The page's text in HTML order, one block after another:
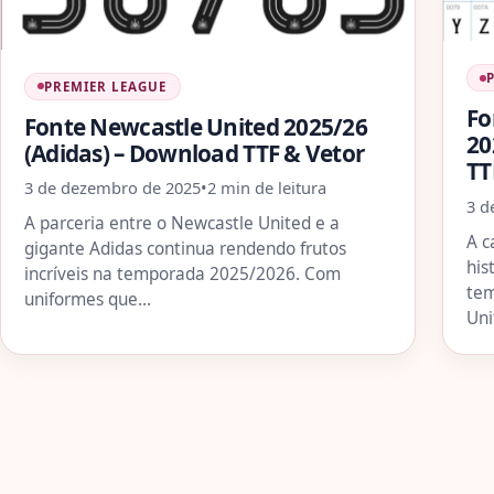
PREMIER LEAGUE
Fonte Newcastle United 2025/26
(Adidas) – Download TTF & Vetor
3 de dezembro de 2025•2 min de leitura
A parceria entre o Newcastle United e a
gigante Adidas continua rendendo frutos
incríveis na temporada 2025/2026. Com
uniformes que…
3
A